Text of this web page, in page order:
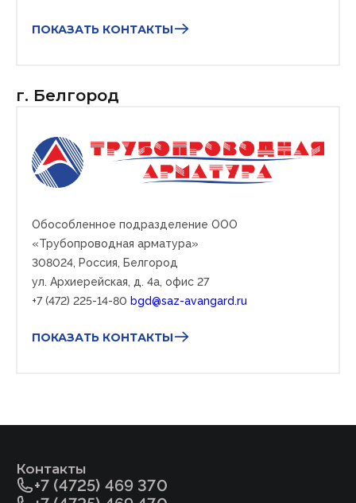
ПОКАЗАТЬ КОНТАКТЫ
г. Белгород
Обособленное подразделение ООО
«Трубопроводная арматура»
308024, Россия, Белгород
ул. Архиерейская, д. 4а, офис 27
+7 (472) 225-14-80 bgd@saz-avangard.ru
ПОКАЗАТЬ КОНТАКТЫ
Контакты
+7 (4725) 469 370